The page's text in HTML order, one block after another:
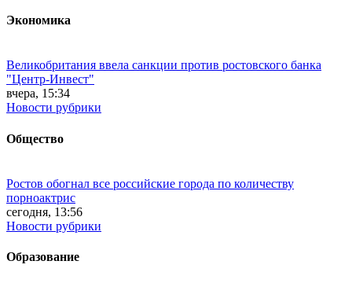
Экономика
Великобритания ввела санкции против ростовского банка
"Центр-Инвест"
вчера, 15:34
Новости рубрики
Общество
Ростов обогнал все российские города по количеству
порноактрис
сегодня, 13:56
Новости рубрики
Образование